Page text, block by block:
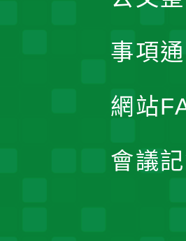
事項
網站
會議